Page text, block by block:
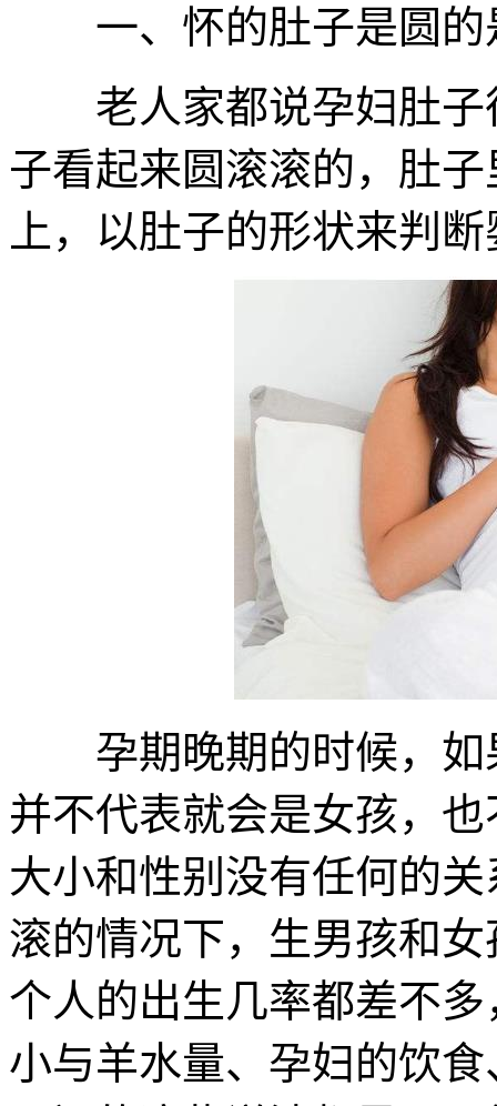
一、怀的肚子是圆的
老人家都说孕妇肚子
子看起来圆滚滚的，肚
上，以肚子的形状来判
孕期晚期的时候，如
并不代表就会是女孩，
大小和性别没有任何的
滚的情况下，生男孩和
个人的出生几率都差不
小与羊水量、孕妇的饮